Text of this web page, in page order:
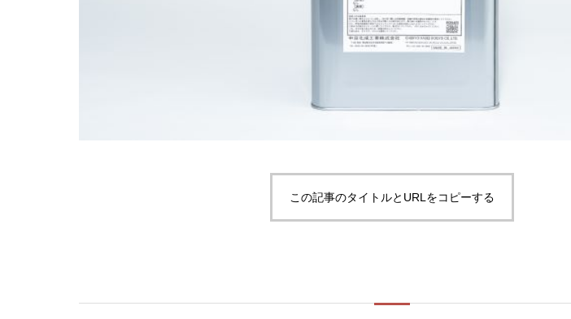
この記事のタイトルとURLをコピーする